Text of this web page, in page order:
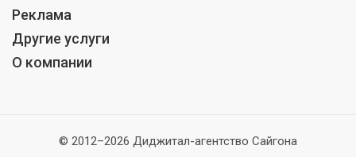
Реклама
Другие услуги
О компании
© 2012–2026 Диджитал-агентство Сайгона